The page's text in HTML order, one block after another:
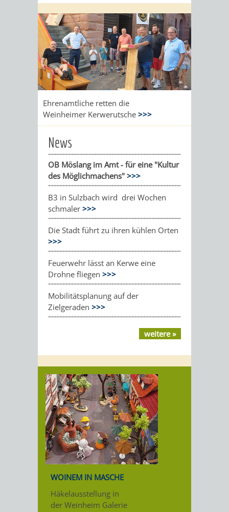
Ehrenamtliche retten die
Weinheimer Kerwerutsche >>>
News
OB Möslang im Amt - für eine "Kultur
des Möglichmachens" >>>
B3 in Sulzbach wird drei Wochen
schmaler >>>
Die Stadt führt zu ihren kühlen Orten
>>>
Feuerwehr lässt an Kerwe eine
Drohne fliegen >>>
Mobilitätsplanung auf der
Zielgeraden >>>
weitere »
WOINEM IN MASCHE
Häkelausstellung in
der Weinheim Galerie